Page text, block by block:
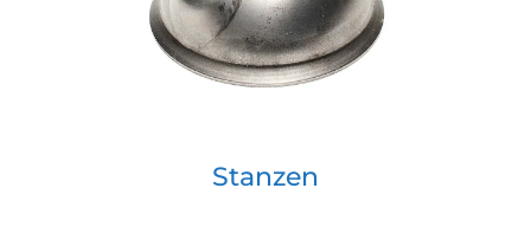
Stanzen